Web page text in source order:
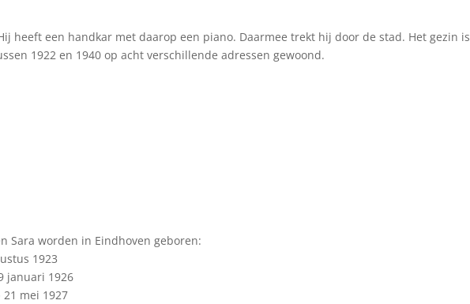
heeft een handkar met daarop een piano. Daarmee trekt hij door de stad. Het gezin is
1922 en 1940 op acht verschillende adressen gewoond.
Sara worden in Eindhoven geboren:
1923
januari 1926
21 mei 1927